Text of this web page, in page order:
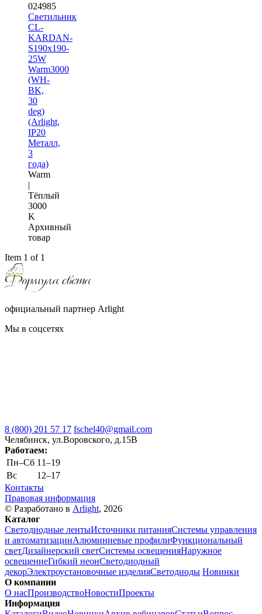
024985
Светильник
CL-
KARDAN-
S190x190-
25W
Warm3000
(WH-
BK,
30
deg)
(Arlight,
IP20
Металл,
3
года)
Warm
|
Тёплый
3000
K
Архивный
товар
Item 1 of 1
официальный партнер Arlight
Мы в соцсетях
8 (800) 201 57 17 fschel40@gmail.com
Челябинск, ул.Воровского, д.15В
Работаем:
Пн–Cб 11–19
Вс
12–17
Контакты
Правовая информация
© Разработано в Arlight, 2026
Каталог
Светодиодные лентыИсточники питанияСистемы управления
и автоматизацииАлюминиевые профилиФункциональный
светДизайнерский светСистемы освещенияНаружное
освещениеГибкий неонСветодиодный
декорЭлектроустановочные изделияСветодиоды Новинки
О компании
О насПроизводствоНовостиПроекты
Информация